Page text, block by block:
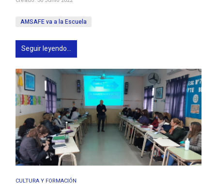
AMSAFE va a la Escuela
Seguir leyendo...
CULTURA Y FORMACIÓN